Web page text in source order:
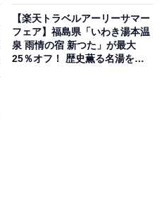
ントは？
」は、自然を眺めながら贅
【楽天トラベルアーリーサマー
フェア】福島県「いわき湯本温
泉 雨情の宿 新つた」が最大
25％オフ！ 歴史薫る名湯を心